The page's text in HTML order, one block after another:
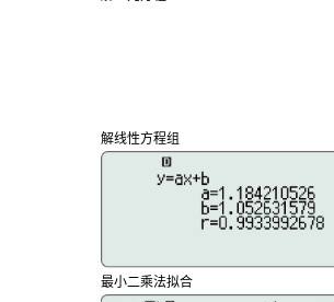
解线性方程组
最小二乘法拟合